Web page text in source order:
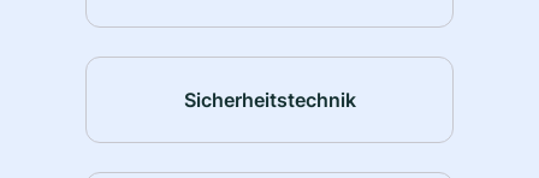
Sicherheitstechnik